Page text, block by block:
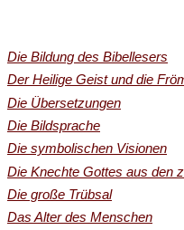
Die Bildung des Bibellesers
Der Heilige Geist und die
Die Übersetzungen
Die Bildsprache
Die symbolischen Visionen
Die Knechte Gottes aus den
Die große Trübsal
Das Alter des Menschen